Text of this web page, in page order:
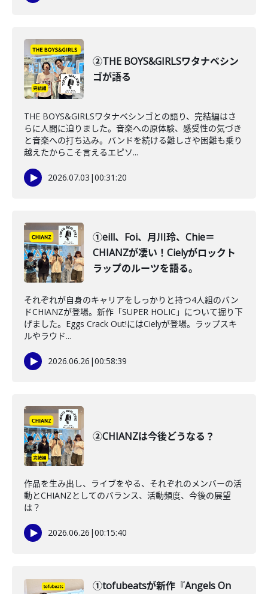
②THE BOYS&GIRLSワタナベシン
ゴが語る
THE BOYS&GIRLSワタナベシンゴとの語り、完結編はさ
らに人間に迫りました。音楽への原体験、感受性の気づき
と音楽への打ち込み。バンドを続ける難しさや困難も乗り
越えたからこそ言えるエピソ...
2026.07.03 |00:31:20
①eill、Foi、月川玲、Chie＝
CHIANZが凄い！Cielyがロックト
ラップのルーツを語る。
それぞれが自身のキャリアをしっかりと持つ4人組のバン
ドCHIANZが登場。新作「SUPER HOLIC」について掘り下
げました。Eggs Crack Out!にはCielyが登場。ラップスキ
ルやラウド...
2026.06.26 |00:58:39
②CHIANZは今後どうなる？
作品を生み出し、ライブをやる、それぞれのメンバーの活
動とCHIANZとしてのバランス、活動頻度、今後の展望
は？
2026.06.26 |00:15:40
①tofubeatsが新作『Angels On